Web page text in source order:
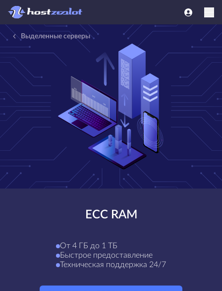
Выделенные серверы
ECC RAM
От 4 ГБ до 1 ТБ
Быстрое предоставление
Техническая поддержка 24/7